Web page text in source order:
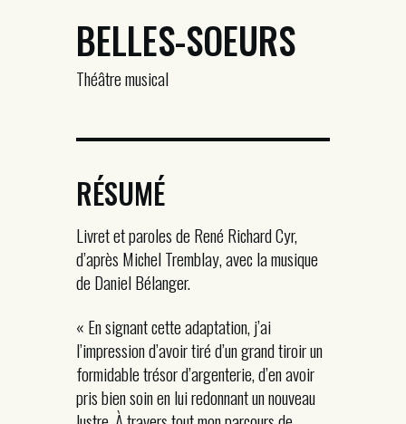
BELLES-SOEURS
Théâtre musical
RÉSUMÉ
Livret et paroles de René Richard Cyr,
d’après Michel Tremblay, avec la musique
de Daniel Bélanger.
« En signant cette adaptation, j’ai
l’impression d’avoir tiré d’un grand tiroir un
formidable trésor d’argenterie, d’en avoir
pris bien soin en lui redonnant un nouveau